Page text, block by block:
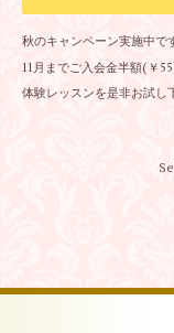
秋のキャンペーン実施中で
11月までご入会金半額(￥
体験レッスンを是非お試し